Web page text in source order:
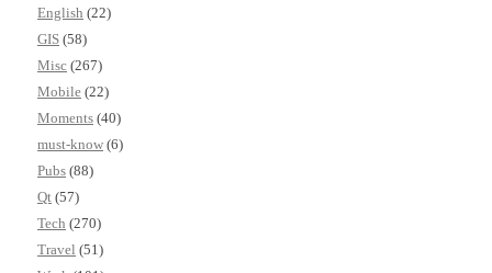
English (22)
GIS (58)
Misc (267)
Mobile (22)
Moments (40)
must-know (6)
Pubs (88)
Qt (57)
Tech (270)
Travel (51)